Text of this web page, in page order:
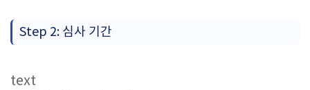
Step 2: 심사 기간
text